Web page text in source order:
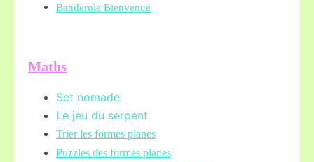
Banderole Bienvenue
Maths
Set nomade
Le jeu du serpent
Trier les formes planes
Puzzles des formes planes